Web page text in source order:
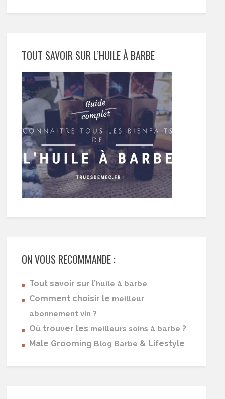
TOUT SAVOIR SUR L’HUILE À BARBE
ON VOUS RECOMMANDE :
Tout savoir sur l’huile à barbe
Comment choisir le meilleur
abonnement vin ?
Où trouver les meilleurs soins à barbe ?
Male Grooming Blog Barbe & Lifestyle